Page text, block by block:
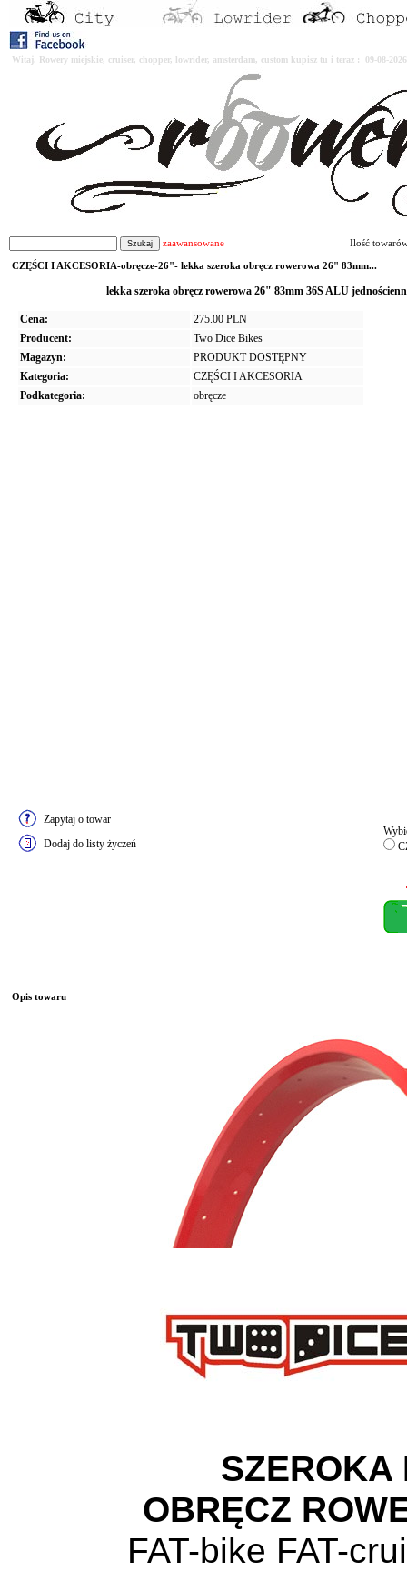
Witaj. Rowery miejskie, cruiser, chopper, lowrider, amsterdam, custom kupisz tu i teraz : 09-08-
zaawansowane Ilość
CZĘŚCI I AKCESORIA-obręcze-26"- lekka szeroka obręcz rowerowa 26" 83mm...
lekka szeroka obręcz rowerowa 26" 83mm 36S ALU
Cena:
275.00 PLN
Producent:
Two Dice Bikes
Magazyn:
PRODUKT DOSTĘPNY
Kategoria:
CZĘŚCI I AKCESORIA
Podkategoria:
obręcze
Zapytaj o towar
Dodaj do listy życzeń
Opis towaru
SZEROKA
OBRĘCZ
FAT-bike FAT-